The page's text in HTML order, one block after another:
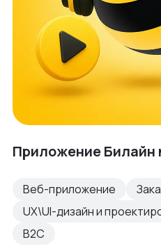
Приложение Билайн
Веб-приложение
UX\UI-дизайн и
B2C